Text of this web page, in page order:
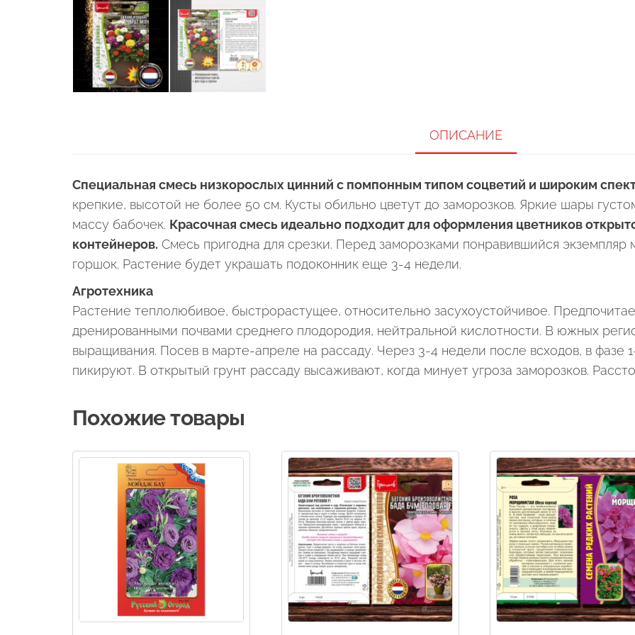
ОПИСАНИЕ
Специальная смесь низкорослых цинний с помпонным типом соцветий и широким
крепкие, высотой не более 50 см. Кусты обильно цветут до заморозков. Яркие шары
массу бабочек. Красочная смесь идеально подходит для оформления цветников
контейнеров. Смесь пригодна для срезки. Перед заморозками понравившийся
горшок. Растение будет украшать подоконник еще 3-4 недели.
Агротехника
Растение теплолюбивое, быстрорастущее, относительно засухоустойчивое.
дренированными почвами среднего плодородия, нейтральной кислотности. В южных
выращивания. Посев в марте-апреле на рассаду. Через 3-4 недели после всходов, в фазе
пикируют. В от­крытый грунт рассаду высаживают, когда минует угроза заморозков.
Похожие товары